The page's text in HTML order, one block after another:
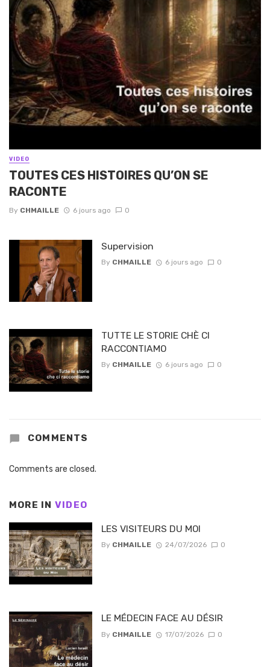
VIDEO
TOUTES CES HISTOIRES QU’ON SE
RACONTE
By CHMAILLE 6 jours ago 0
Supervision
By CHMAILLE 6 jours ago 0
TUTTE LE STORIE CHÈ CI
RACCONTIAMO
By CHMAILLE 6 jours ago 0
COMMENTS
Comments are closed.
MORE IN VIDEO
LES VISITEURS DU MOI
By CHMAILLE 24/07/2026 0
LE MÉDECIN FACE AU DÉSIR
By CHMAILLE 17/07/2026 0